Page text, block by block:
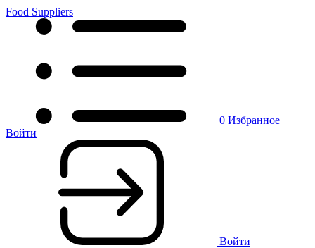
Food Suppliers
0 Избранное
Войти
Войти